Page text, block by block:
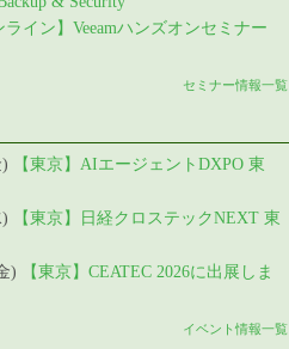
ライン】Veeamハンズオンセミナー
セミナー情報一覧
【東京】AIエージェントDXPO 東
【東京】日経クロステックNEXT 東
)
【東京】CEATEC 2026に出展しま
イベント情報一覧